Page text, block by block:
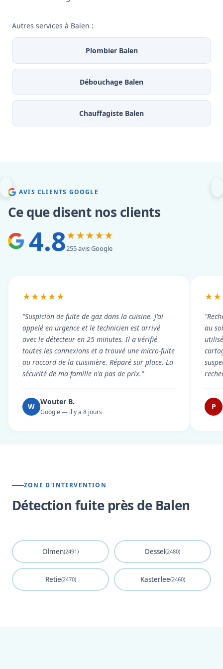
Autres services à Balen :
Plombier Balen
Débouchage Balen
Chauffagiste Balen
AVIS CLIENTS GOOGLE
Ce que disent nos clients
4.8★★★★★
255 avis Google
★★★★★
"Suspicion de fuite de gaz dans la cuisine. J'ai
appelé en urgence et le technicien est arrivé
avec le détecteur en 25 minutes. Il a vérifié
toutes les connexions et a trouvé une micro-fuite
au raccord de la cuisinière. Réparé sur place. La
sécurité de ma famille n'a pas de prix."
W
Wouter B.
Google — il y a 8 jours
au
P
ZONE D'INTERVENTION
Détection fuite près de Balen
Olmen(2491) Dessel(2480)
Retie(2470) Kasterlee(2460)